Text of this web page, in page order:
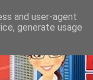
and user-agent
generate usage